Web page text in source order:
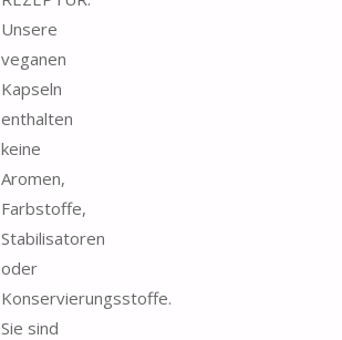
Unsere
veganen
Kapseln
enthalten
keine
Aromen,
Farbstoffe,
Stabilisatoren
oder
Konservierungsstoffe.
Sie sind